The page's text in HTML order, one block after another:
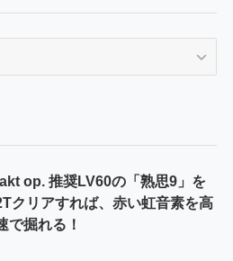
op. 推奨LV60の「熟思9」を
クリアすれば、赤い虹音素を高
で掘れる！